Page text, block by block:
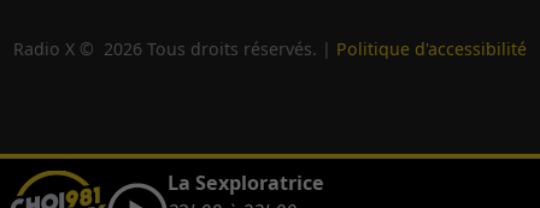
Radio X © 2026 Tous droits réservés. | Politique d'accessibilité
La Sexploratrice